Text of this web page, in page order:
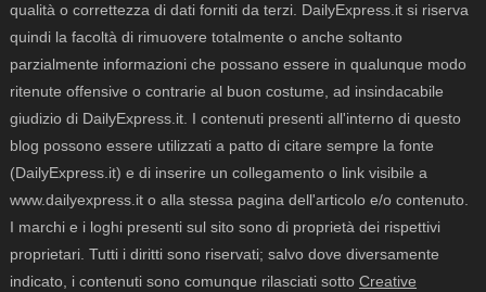
qualità o correttezza di dati forniti da terzi. DailyExpress.it si riserva
quindi la facoltà di rimuovere totalmente o anche soltanto
parzialmente informazioni che possano essere in qualunque modo
ritenute offensive o contrarie al buon costume, ad insindacabile
giudizio di DailyExpress.it. I contenuti presenti all'interno di questo
blog possono essere utilizzati a patto di citare sempre la fonte
(DailyExpress.it) e di inserire un collegamento o link visibile a
www.dailyexpress.it o alla stessa pagina dell'articolo e/o contenuto.
I marchi e i loghi presenti sul sito sono di proprietà dei rispettivi
proprietari. Tutti i diritti sono riservati; salvo dove diversamente
indicato, i contenuti sono comunque rilasciati sotto Creative